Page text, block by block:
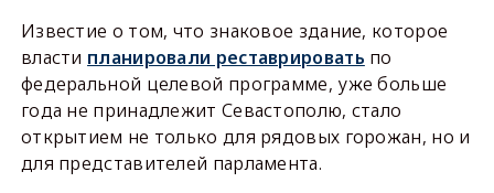
Известие о том, что знаковое здание, которое
власти планировали реставрировать по
федеральной целевой программе, уже больше
года не принадлежит Севастополю, стало
открытием не только для рядовых горожан, но и
для представителей парламента.